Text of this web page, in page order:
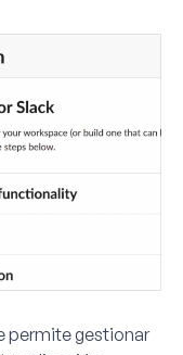
permite gestionar